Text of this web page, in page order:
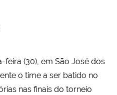
feira (30), em São José dos
o time a ser batido no
nas finais do torneio